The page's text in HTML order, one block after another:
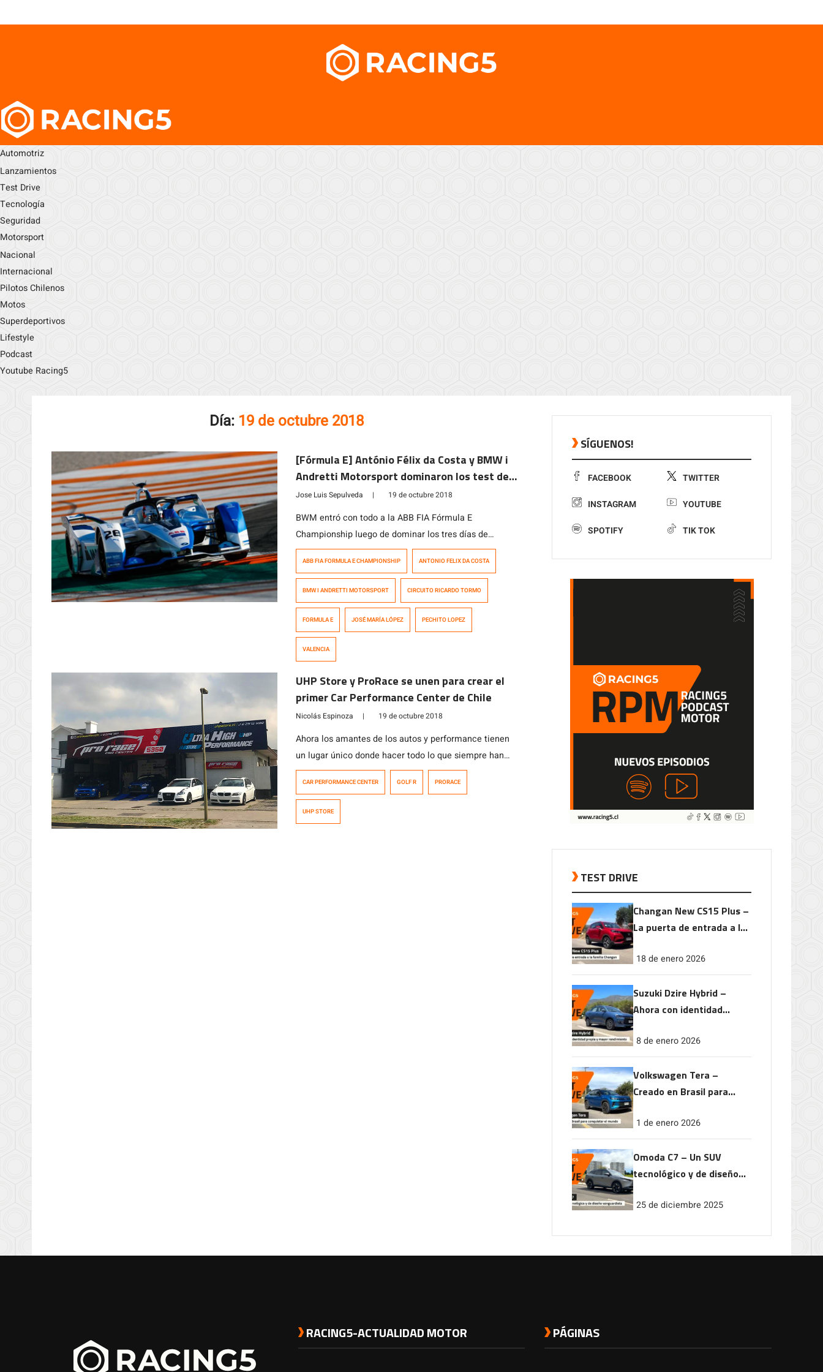
Automotriz
Lanzamientos
Test Drive
Tecnología
Seguridad
Motorsport
Nacional
Internacional
Pilotos Chilenos
Motos
Superdeportivos
Lifestyle
Podcast
Youtube Racing5
Día: 19 de octubre 2018
[Fórmula E] António Félix da Costa y BMW i
Andretti Motorsport dominaron los test de
pretemporada en Valencia
Jose Luis Sepulveda | 19 de octubre 2018
BWM entró con todo a la ABB FIA Fórmula E
Championship luego de dominar los tres días de
pretemporada realizados en el circuito Ricardo Tormo,
Sims (martes), quien debutará oficialmente en la
categoría el 15 de diciembre en Arabia Saudita. […]
ABB FIA FORMULA E CHAMPIONSHIP ANTONIO FELIX DA COSTA
BMW I ANDRETTI MOTORSPORT CIRCUITO RICARDO TORMO
FORMULA E JOSÉ MARÍA LÓPEZ PECHITO LOPEZ
VALENCIA
UHP Store y ProRace se unen para crear el
primer Car Performance Center de Chile
Nicolás Espinoza | 19 de octubre 2018
Ahora los amantes de los autos y performance tienen
un lugar único donde hacer todo lo que siempre han
soñado con su auto y moto. De la mano de UHP Store,
atención, un lugar que ofrece variados servicios que […]
CAR PERFORMANCE CENTER GOLF R PRORACE
UHP STORE
SÍGUENOS!
FACEBOOK TWITTER
INSTAGRAM YOUTUBE
SPOTIFY TIK TOK
TEST DRIVE
Changan New CS15 Plus –
La puerta de entrada a la
18 de enero 2026
Suzuki Dzire Hybrid –
Ahora con identidad
rendimiento
8 de enero 2026
Volkswagen Tera –
Creado en Brasil para
1 de enero 2026
Omoda C7 – Un SUV
tecnológico y de diseño
25 de diciembre 2025
RACING5-ACTUALIDAD MOTOR PÁGINAS